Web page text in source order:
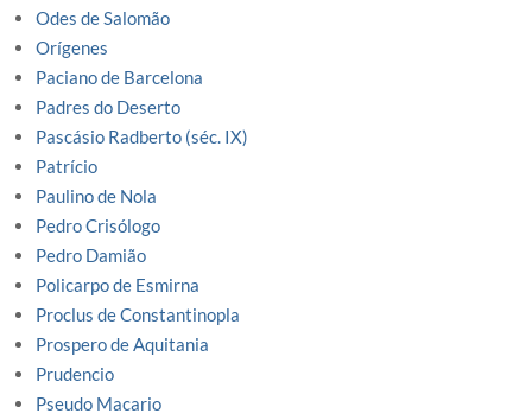
Odes de Salomão
Orígenes
Paciano de Barcelona
Padres do Deserto
Pascásio Radberto (séc. IX)
Patrício
Paulino de Nola
Pedro Crisólogo
Pedro Damião
Policarpo de Esmirna
Proclus de Constantinopla
Prospero de Aquitania
Prudencio
Pseudo Macario